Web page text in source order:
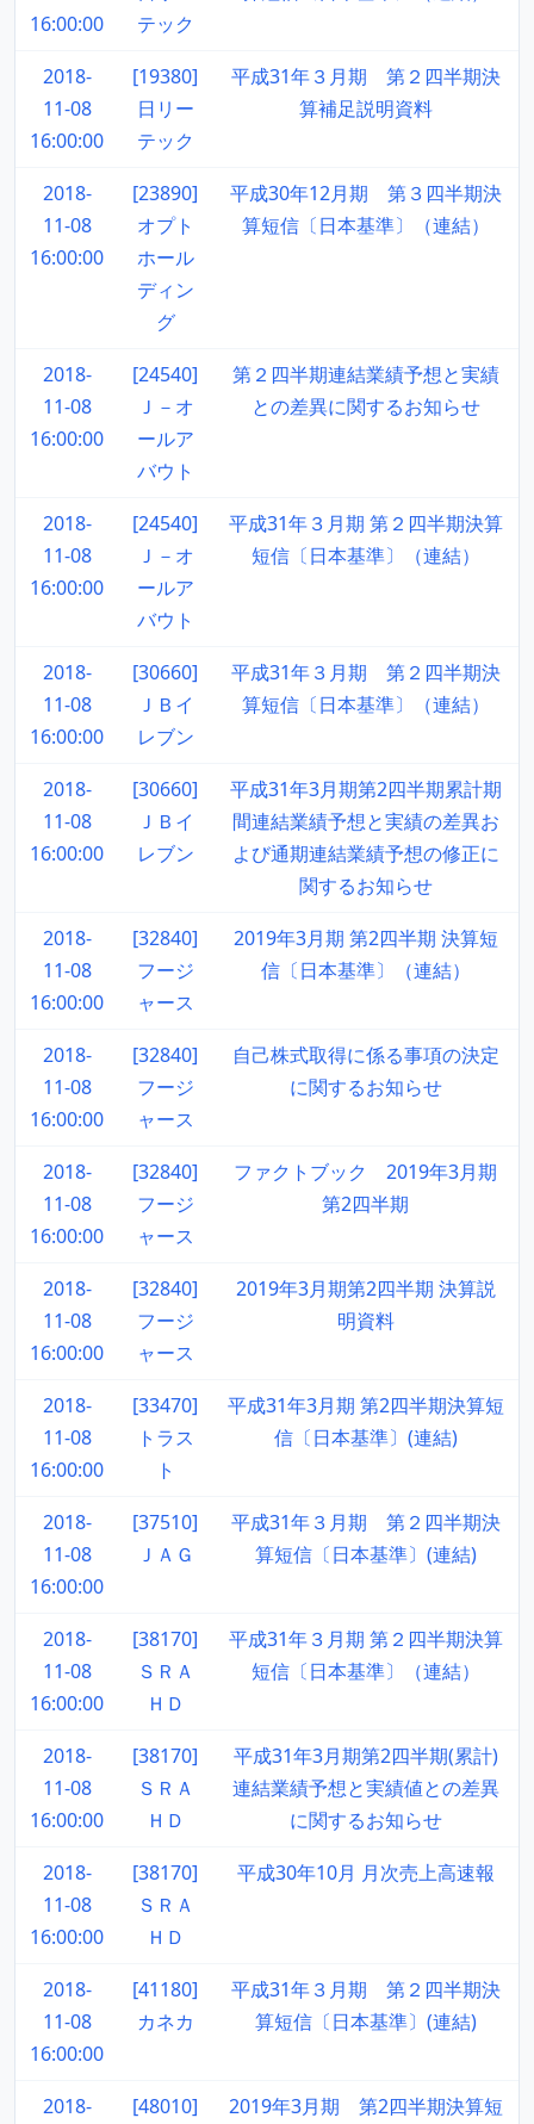
16:00:00
テック
2018-
11-08
16:00:00
[19380]
日リー
テック
平成31年３月期 第２四半期決
算補足説明資料
2018-
11-08
16:00:00
[23890]
オプト
ホール
ディン
グ
平成30年12月期 第３四半期決
算短信〔日本基準〕（連結）
2018-
11-08
16:00:00
[24540]
Ｊ－オ
ールア
バウト
第２四半期連結業績予想と実績
との差異に関するお知らせ
2018-
11-08
16:00:00
[24540]
Ｊ－オ
ールア
バウト
平成31年３月期 第２四半期決算
短信〔日本基準〕（連結）
2018-
11-08
16:00:00
[30660]
ＪＢイ
レブン
平成31年３月期 第２四半期決
算短信〔日本基準〕（連結）
2018-
11-08
16:00:00
[30660]
ＪＢイ
レブン
平成31年3月期第2四半期累計期
間連結業績予想と実績の差異お
よび通期連結業績予想の修正に
関するお知らせ
2018-
11-08
16:00:00
[32840]
フージ
ャース
2019年3月期 第2四半期 決算短
信〔日本基準〕（連結）
2018-
11-08
16:00:00
[32840]
フージ
ャース
自己株式取得に係る事項の決定
に関するお知らせ
2018-
11-08
16:00:00
[32840]
フージ
ャース
ファクトブック 2019年3月期
第2四半期
2018-
11-08
16:00:00
[32840]
フージ
ャース
2019年3月期第2四半期 決算説
明資料
2018-
11-08
16:00:00
[33470]
トラス
ト
平成31年3月期 第2四半期決算短
信〔日本基準〕(連結)
2018-
11-08
16:00:00
[37510]
ＪＡＧ
平成31年３月期 第２四半期決
算短信〔日本基準〕(連結)
2018-
11-08
16:00:00
[38170]
ＳＲＡ
ＨＤ
平成31年３月期 第２四半期決算
短信〔日本基準〕（連結）
2018-
11-08
16:00:00
[38170]
ＳＲＡ
ＨＤ
平成31年3月期第2四半期(累計)
連結業績予想と実績値との差異
に関するお知らせ
2018-
11-08
16:00:00
[38170]
ＳＲＡ
ＨＤ
平成30年10月 月次売上高速報
2018-
11-08
16:00:00
[41180]
カネカ
平成31年３月期 第２四半期決
算短信〔日本基準〕(連結)
2018-
[48010]
2019年3月期 第2四半期決算短